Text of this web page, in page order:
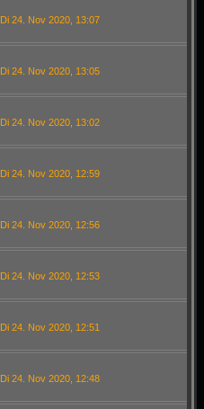
Di 24. Nov 2020, 13:07
Di 24. Nov 2020, 13:05
Di 24. Nov 2020, 13:02
Di 24. Nov 2020, 12:59
Di 24. Nov 2020, 12:56
Di 24. Nov 2020, 12:53
Di 24. Nov 2020, 12:51
Di 24. Nov 2020, 12:48